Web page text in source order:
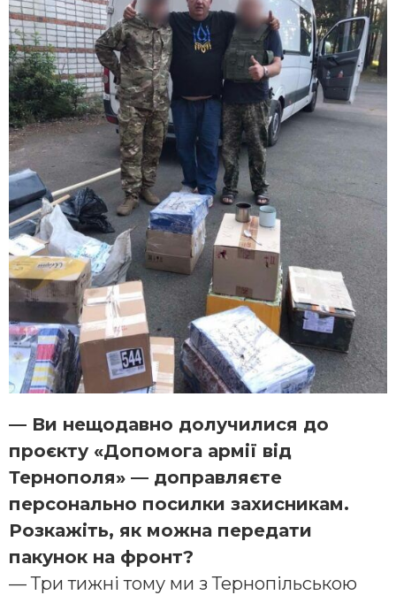
— Ви нещодавно долучилися до
проєкту «Допомога армії від
Тернополя» — доправляєте
персонально посилки захисникам.
Розкажіть, як можна передати
пакунок на фронт?
— Три тижні тому ми з Тернопільською